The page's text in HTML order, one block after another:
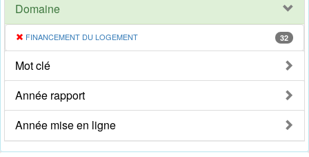
Domaine
FINANCEMENT DU LOGEMENT 32
Mot clé
Année rapport
Année mise en ligne